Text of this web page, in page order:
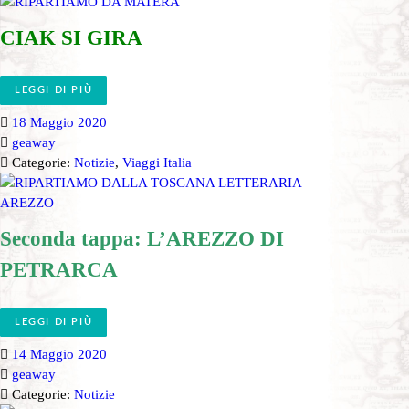
CIAK SI GIRA
LEGGI DI PIÙ
18 Maggio 2020
geaway
Categorie: Notizie, Viaggi Italia
Seconda tappa: L’AREZZO DI
PETRARCA
LEGGI DI PIÙ
14 Maggio 2020
geaway
Categorie: Notizie